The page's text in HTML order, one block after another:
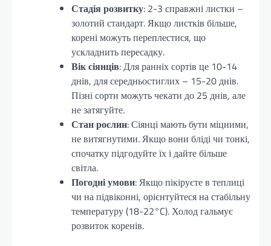
Стадія розвитку: 2-3 справжні листки –
золотий стандарт. Якщо листків більше,
корені можуть переплестися, що
ускладнить пересадку.
Вік сіянців: Для ранніх сортів це 10-14
днів, для середньостиглих – 15-20 днів.
Пізні сорти можуть чекати до 25 днів, але
не затягуйте.
Стан рослин: Сіянці мають бути міцними,
не витягнутими. Якщо вони бліді чи тонкі,
спочатку підгодуйте їх і дайте більше
світла.
Погодні умови: Якщо пікіруєте в теплиці
чи на підвіконні, орієнтуйтеся на стабільну
температуру (18-22°C). Холод гальмує
розвиток коренів.